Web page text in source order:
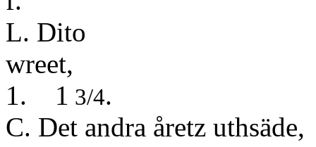
L. Dito
1. 1 3/4.
C. Det andra åretz uthsäde,